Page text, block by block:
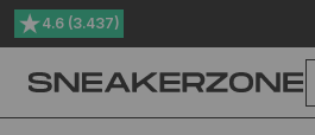
4.6 (3.437)